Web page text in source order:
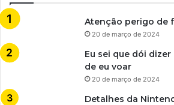
Atenção perigo de
20 de março de 2024
Eu sei que dói dizer
de eu voar
20 de março de 2024
Detalhes da